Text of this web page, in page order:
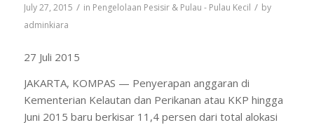
July 27, 2015 / in Pengelolaan Pesisir & Pulau - Pulau Kecil / by
adminkiara
27 Juli 2015
JAKARTA, KOMPAS — Penyerapan anggaran di
Kementerian Kelautan dan Perikanan atau KKP hingga
Juni 2015 baru berkisar 11,4 persen dari total alokasi